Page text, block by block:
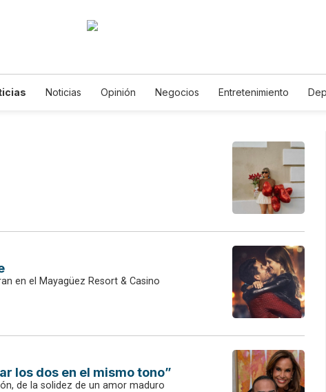
Noticias Opinión Negocios Entretenimiento
en el Mayagüez Resort & Casino
los dos en el mismo tono”
de la solidez de un amor maduro